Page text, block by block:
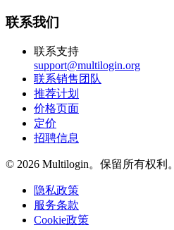
联系我们
联系支持
support@multilogin.org
联系销售团队
推荐计划
价格页面
定价
招聘信息
© 2026 Multilogin。保留所有权利。
隐私政策
服务条款
Cookie政策